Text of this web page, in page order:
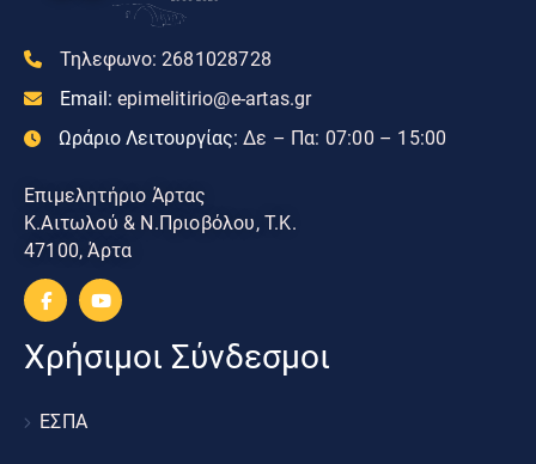
Τηλεφωνο: 2681028728
Email: epimelitirio@e-artas.gr
Ωράριο Λειτουργίας: Δε – Πα: 07:00 – 15:00
Επιμελητήριο Άρτας
Κ.Αιτωλού & Ν.Πριοβόλου, Τ.Κ.
47100, Άρτα
Χρήσιμοι Σύνδεσμοι
ΕΣΠΑ